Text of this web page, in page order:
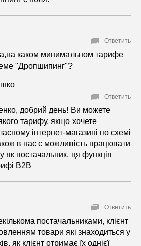
каком минимальном тарифе
"Дропшипинг"?
Ответить
добрий день! Ви можете
тарифу, якщо хочете
інтернет-магазині по схемі
в нас є можливість працювати
як постачальник, ця функція
B2B
Ответить
постачальниками, клієнт
товари які знаходиться у
як клієнт отримає їх однієї
Ответить